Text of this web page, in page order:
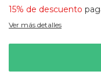
15% de descuento
Ver más detalles